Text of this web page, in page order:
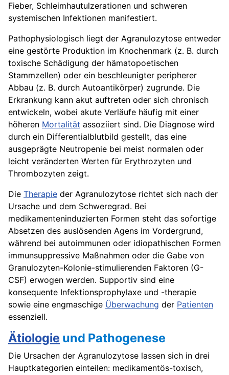
Fieber, Schleimhautulzerationen und schweren
systemischen Infektionen manifestiert.
Pathophysiologisch liegt der Agranulozytose entweder
eine gestörte Produktion im Knochenmark (z. B. durch
toxische Schädigung der hämatopoetischen
Stammzellen) oder ein beschleunigter peripherer
Abbau (z. B. durch Autoantikörper) zugrunde. Die
Erkrankung kann akut auftreten oder sich chronisch
entwickeln, wobei akute Verläufe häufig mit einer
höheren Mortalität assoziiert sind. Die Diagnose wird
durch ein Differentialblutbild gestellt, das eine
ausgeprägte Neutropenie bei meist normalen oder
leicht veränderten Werten für Erythrozyten und
Thrombozyten zeigt.
Die Therapie der Agranulozytose richtet sich nach der
Ursache und dem Schweregrad. Bei
medikamenteninduzierten Formen steht das sofortige
Absetzen des auslösenden Agens im Vordergrund,
während bei autoimmunen oder idiopathischen Formen
immunsuppressive Maßnahmen oder die Gabe von
Granulozyten-Kolonie-stimulierenden Faktoren (G-
CSF) erwogen werden. Supportiv sind eine
konsequente Infektionsprophylaxe und -therapie
sowie eine engmaschige Überwachung der Patienten
essenziell.
Ätiologie und Pathogenese
Die Ursachen der Agranulozytose lassen sich in drei
Hauptkategorien einteilen: medikamentös-toxisch,